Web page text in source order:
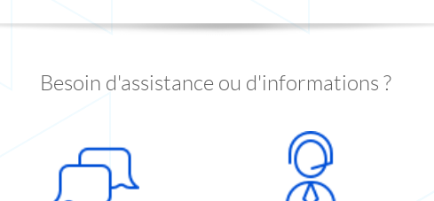
Besoin d'assistance ou d'informations ?